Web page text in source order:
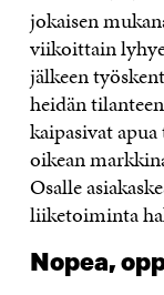
jokaisen
viikoittain
jälkeen
heidän
kaipasivat
oikean
Osalle
liiketoiminta
Nopea,